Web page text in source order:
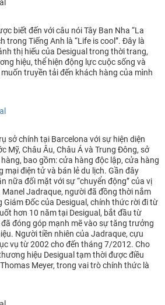
biết đến với câu nói Tây Ban Nha “La
trong Tiếng Anh là “Life is cool”. Đây là
thị hiếu của Desigual trong thời trang,
hiệu, thể hiện động lực cuộc sống và
truyền tải đến khách hàng của mình
sở chính tại Barcelona với sự hiện diện
Mỹ, Châu Âu, Châu Á và Trung Đông, sở
bao gồm: cửa hàng độc lập, cửa hàng
điện tử và bán lẻ du lịch. Gần đây
nữa đối mặt với sự “chuyển động” của vị
Jadraque, người đã đồng thời nắm
Giám Đốc của Desigual, chính thức rời đi từ
hơn 10 năm tại Desigual, bắt đầu từ
đóng góp mạnh mẽ vào sự tăng trưởng
Người tiền nhiên của Jadraque, cựu
vụ từ 2002 cho đến tháng 7/2012. Cho
hiệu Desigual tạm thời được điều
Meyer, trong vai trò chính thức là